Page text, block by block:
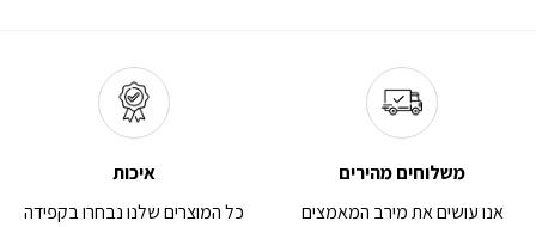
משלוחים מהירים
אנו עושים את מירב המאמצים
איכות
כל המוצרים שלנו נבחרו בקפידה